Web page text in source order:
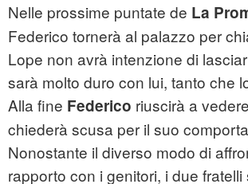
Nelle prossime puntate de La
Federico tornerà al palazzo per
Lope non avrà intenzione di
sarà molto duro con lui, tanto che
Alla fine Federico riuscirà a
chiederà scusa per il suo
Nonostante il diverso modo di
rapporto con i genitori, i due fratelli